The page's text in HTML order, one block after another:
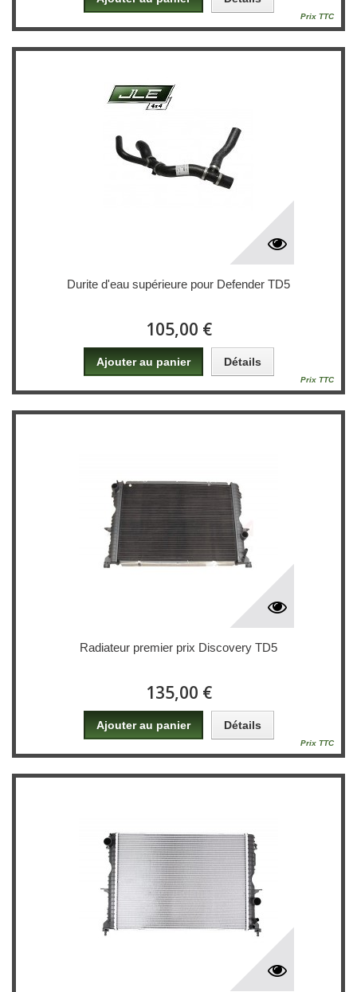
Prix TTC
Durite d'eau supérieure pour Defender TD5
105,00 €
Prix TTC
Ajouter au panier Détails
Radiateur premier prix Discovery TD5
135,00 €
Prix TTC
Ajouter au panier Détails